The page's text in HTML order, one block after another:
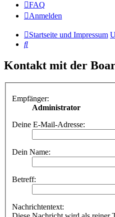
FAQ
Anmelden
Startseite und Impressum
Suche
Kontakt mit der
Empfänger:
Administrator
Deine E-Mail-Adresse:
Dein Name:
Betreff:
Nachrichtentext: